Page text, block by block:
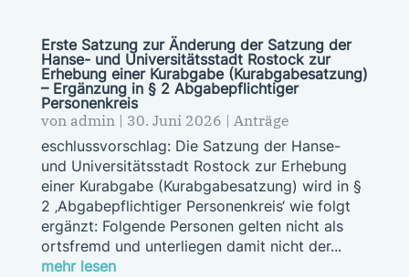
Erste Satzung zur Änderung der Satzung der
Hanse- und Universitätsstadt Rostock zur
Erhebung einer Kurabgabe (Kurabgabesatzung)
– Ergänzung in § 2 Abgabepflichtiger
Personenkreis
von admin| 30. Juni 2026 | Anträge
eschlussvorschlag: Die Satzung der Hanse-
und Universitätsstadt Rostock zur Erhebung
einer Kurabgabe (Kurabgabesatzung) wird in §
2 ‚Abgabepflichtiger Personenkreis‘ wie folgt
ergänzt: Folgende Personen gelten nicht als
ortsfremd und unterliegen damit nicht der...
mehr lesen